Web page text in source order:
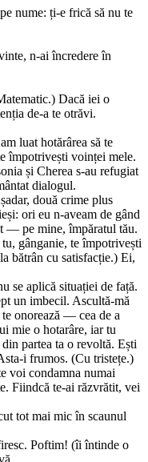
nume: ți-e frică să nu te
n-ai încredere în
Dacă iei o
de-a te otrăvi.
luat hotărârea să te
împotrivești voinței mele.
și Cherea s-au refugiat
dialogul.
două crime plus
ori eu n-aveam de gând
— pe mine, împăratul tău.
gânganie, te împotrivești
bătrân cu satisfacție.) Ei,
se aplică situației de față.
un imbecil. Ascultă-mă
onorează — cea de a
mie o hotarâre, iar tu
partea ta o revoltă. Ești
i frumos. (Cu tristețe.)
voi condamna numai
Fiindcă te-ai răzvrătit, vei
tot mai mic în scaunul
Poftim! (îi întinde o